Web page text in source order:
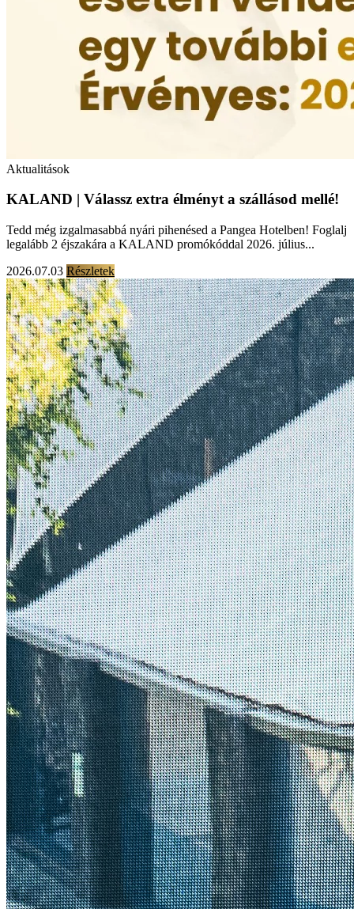
Aktualitások
KALAND | Válassz extra élményt a szállásod mellé!
Tedd még izgalmasabbá nyári pihenésed a Pangea Hotelben! Foglalj
legalább 2 éjszakára a KALAND promókóddal 2026. július...
2026.07.03 Részletek